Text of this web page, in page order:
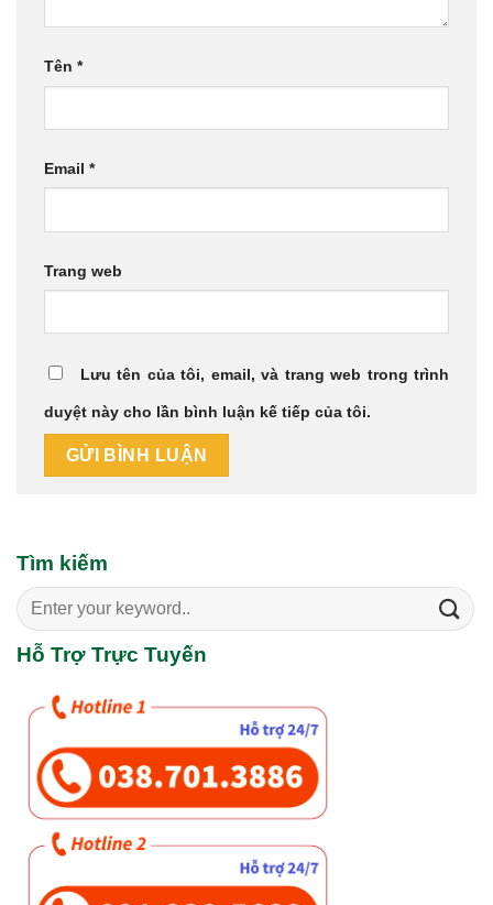
Tên *
Email *
Trang web
Lưu tên của tôi, email, và trang web trong trình
duyệt này cho lần bình luận kế tiếp của tôi.
Tìm kiếm
Search
for:
Hỗ Trợ Trực Tuyến